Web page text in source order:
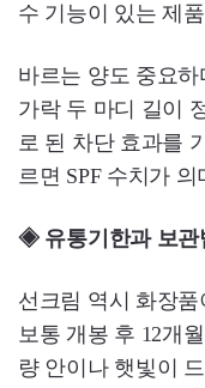
수 기능이 있는 제
바르는 양도 중요
가락 두 마디 길이
로 된 차단 효과를
르면 SPF 수치가
◈ 유통기한과 보관
선크림 역시 화장
보통 개봉 후 12개
량 안이나 햇빛이